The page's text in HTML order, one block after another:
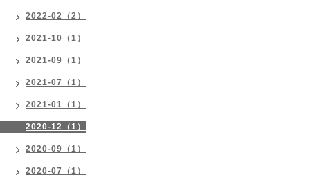
2022-02（2）
2021-10（1）
2021-09（1）
2021-07（1）
2021-01（1）
2020-12（1）
2020-09（1）
2020-07（1）